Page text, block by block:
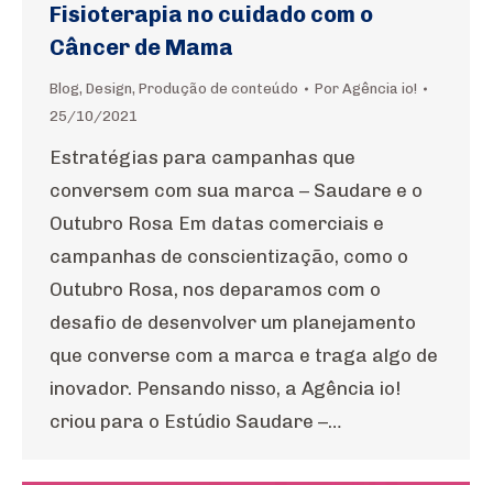
Fisioterapia no cuidado com o
Câncer de Mama
Blog, Design, Produção de conteúdo Por Agência io!
25/10/2021
Estratégias para campanhas que
conversem com sua marca – Saudare e o
Outubro Rosa Em datas comerciais e
campanhas de conscientização, como o
Outubro Rosa, nos deparamos com o
desafio de desenvolver um planejamento
que converse com a marca e traga algo de
inovador. Pensando nisso, a Agência io!
criou para o Estúdio Saudare –…